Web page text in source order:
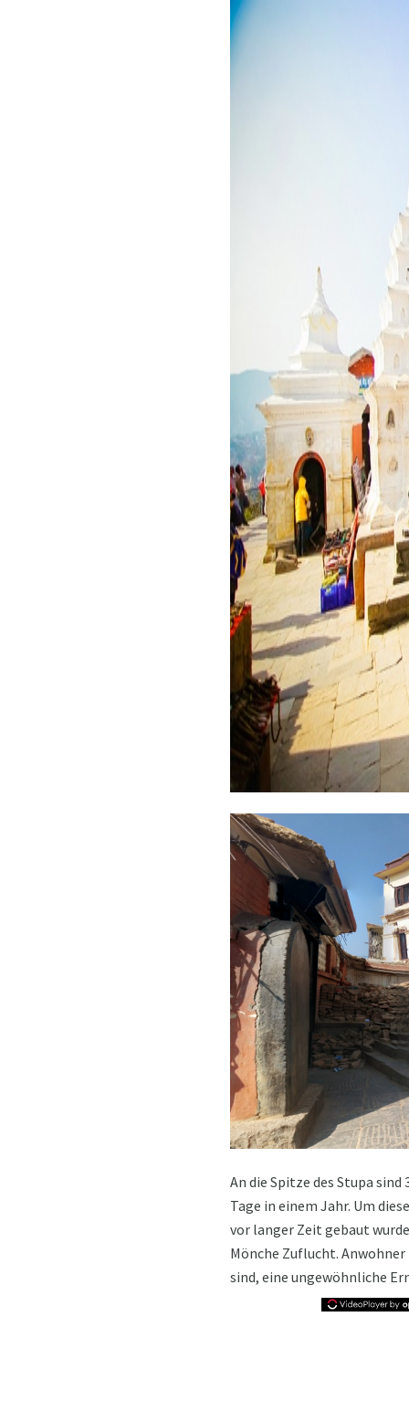
An die Spitze des Stupa
Tage in einem Jahr. Um
vor langer Zeit gebaut
Mönche Zuflucht.
sind, eine ungewöhnliche